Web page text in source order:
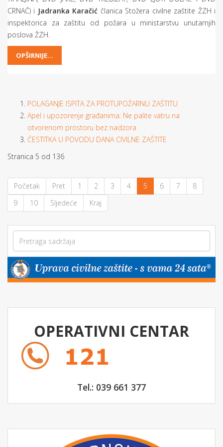
CRNAČ) i Jadranka Karačić članica Stožera civilne zaštite ŽZH i
inspektorica za zaštitu od požara u ministarstvu unutarnjih
poslova ŽZH.
OPŠIRNIJE...
POLAGANJE ISPITA ZA PROTUPOŽARNU ZAŠTITU
Apel i upozorenje građanima: Ne palite vatru na
otvorenom prostoru bez nadzora
ČESTITKA U POVODU DANA CIVILNE ZAŠTITE
Stranica 5 od 136
Početak Pret 1 2 3 4 5 6 7
8
9
10 Sljedeće Kraj
OPERATIVNI CENTAR
Tel.: 039 661 377